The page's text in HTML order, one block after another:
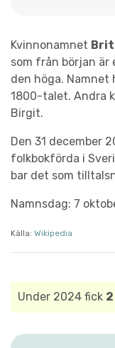
Kvinnonamnet
som från början är
den höga. Namnet
1800-talet. Andra
Birgit.
Den 31 december
folkbokförda i
bar det som
Namnsdag: 7
Källa: Wikipedia
Under 2024 fick 2